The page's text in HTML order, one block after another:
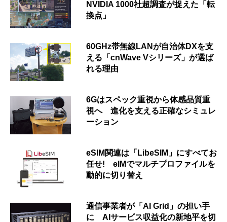
NVIDIA 1000社超調査が捉えた「転
換点」
60GHz帯無線LANが自治体DXを支
える「cnWave Vシリーズ」が選ば
れる理由
6Gはスペック重視から体感品質重
視へ 進化を支える正確なシミュレ
ーション
eSIM関連は「LibeSIM」にすべてお
任せ! eIMでマルチプロファイルを
動的に切り替え
通信事業者が「AI Grid」の担い手
に AIサービス収益化の新地平を切